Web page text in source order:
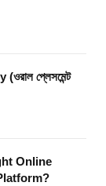
প্লেসমেন্ট
Online